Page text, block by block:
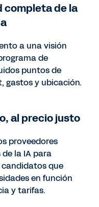
completa de la
a una visión
de
puntos de
gastos y ubicación.
al precio justo
proveedores
la IA para
que
en función
y tarifas.